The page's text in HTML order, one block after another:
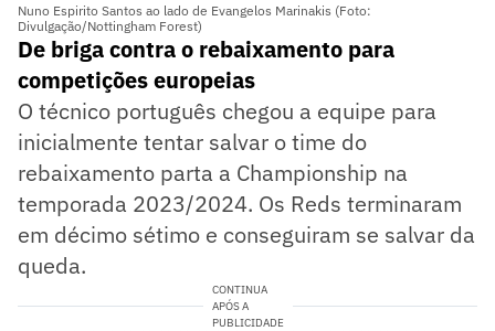
Nuno Espirito Santos ao lado de Evangelos Marinakis (Foto:
Divulgação/Nottingham Forest)
De briga contra o rebaixamento para
competições europeias
O técnico português chegou a equipe para
inicialmente tentar salvar o time do
rebaixamento parta a Championship na
temporada 2023/2024. Os Reds terminaram
em décimo sétimo e conseguiram se salvar da
queda.
CONTINUA
APÓS A
PUBLICIDADE